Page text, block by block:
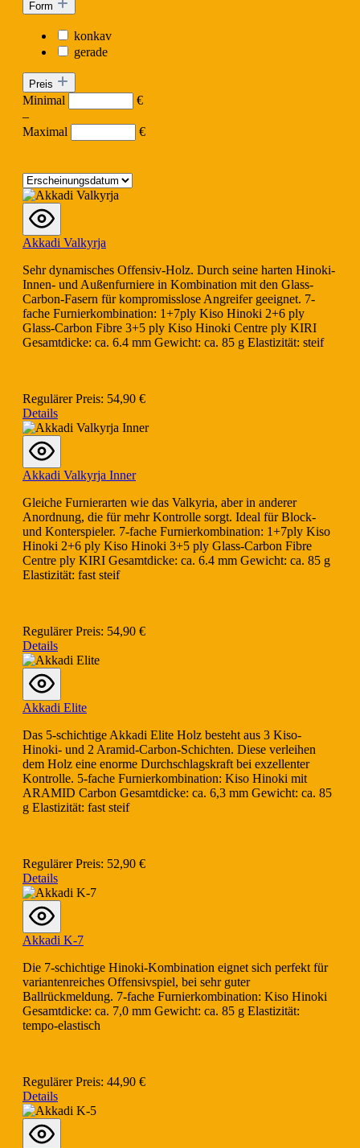
Form
konkav
gerade
Preis
Minimal
€
–
Maximal
€
Akkadi Valkyrja
Sehr dynamisches Offensiv-Holz. Durch seine harten Hinoki-
Innen- und Außenfurniere in Kombination mit den Glass-
Carbon-Fasern für kompromisslose Angreifer geeignet. 7-
fache Furnierkombination: 1+7ply Kiso Hinoki 2+6 ply
Glass-Carbon Fibre 3+5 ply Kiso Hinoki Centre ply KIRI
Gesamtdicke: ca. 6.4 mm Gewicht: ca. 85 g Elastizität: steif
Regulärer Preis: 54,90 €
Details
Akkadi Valkyrja Inner
Gleiche Furnierarten wie das Valkyria, aber in anderer
Anordnung, die für mehr Kontrolle sorgt. Ideal für Block-
und Konterspieler. 7-fache Furnierkombination: 1+7ply Kiso
Hinoki 2+6 ply Kiso Hinoki 3+5 ply Glass-Carbon Fibre
Centre ply KIRI Gesamtdicke: ca. 6.4 mm Gewicht: ca. 85 g
Elastizität: fast steif
Regulärer Preis: 54,90 €
Details
Akkadi Elite
Das 5-schichtige Akkadi Elite Holz besteht aus 3 Kiso-
Hinoki- und 2 Aramid-Carbon-Schichten. Diese verleihen
dem Holz eine enorme Durchschlagskraft bei exzellenter
Kontrolle. 5-fache Furnierkombination: Kiso Hinoki mit
ARAMID Carbon Gesamtdicke: ca. 6,3 mm Gewicht: ca. 85
g Elastizität: fast steif
Regulärer Preis: 52,90 €
Details
Akkadi K-7
Die 7-schichtige Hinoki-Kombination eignet sich perfekt für
variantenreiches Offensivspiel, bei sehr guter
Ballrückmeldung. 7-fache Furnierkombination: Kiso Hinoki
Gesamtdicke: ca. 7,0 mm Gewicht: ca. 85 g Elastizität:
tempo-elastisch
Regulärer Preis: 44,90 €
Details